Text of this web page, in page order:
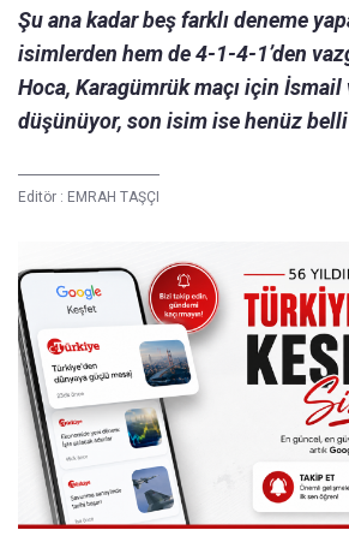
Şu ana kadar beş farklı deneme
isimlerden hem de 4-1-4-1’den
Hoca, Karagümrük maçı için İsmail
düşünüyor, son isim ise henüz
Editör : EMRAH TAŞÇI